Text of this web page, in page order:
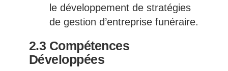
le développement de stratégies
de gestion d’entreprise funéraire.
2.3 Compétences
Développées